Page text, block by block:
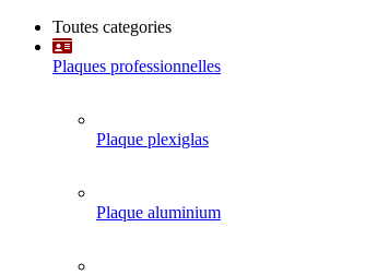
Toutes categories
Plaques professionnelles
Plaque plexiglas
Plaque aluminium